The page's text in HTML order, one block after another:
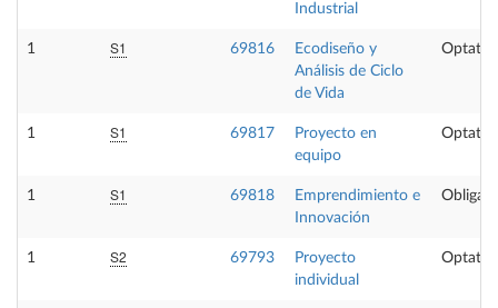
Industrial
1 S1 69816
Ecodiseño y
Análisis de Ciclo
de Vida
1 S1 69817
Proyecto en
equipo
1 S1 69818
Emprendimiento e
Innovación
1 S2 69793
Proyecto
individual